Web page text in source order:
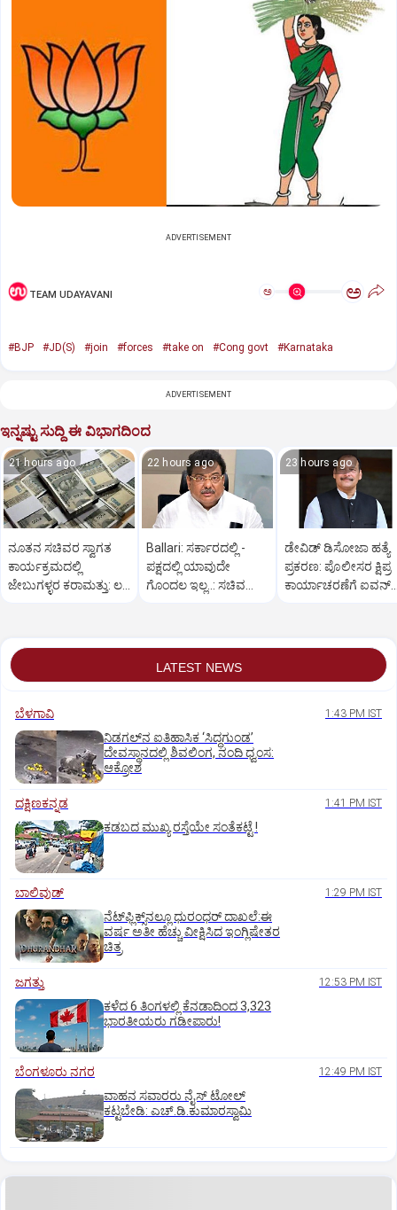
ADVERTISEMENT
TEAM UDAYAVANI ಅ ಅ
#BJP #JD(S) #join #forces #take on #Cong govt #Karnataka
ADVERTISEMENT
ಇನ್ನಷ್ಟು ಸುದ್ದಿ ಈ ವಿಭಾಗದಿಂದ
21 hours ago
ನೂತನ ಸಚಿವರ ಸ್ವಾಗತ
ಕಾರ್ಯಕ್ರಮದಲ್ಲಿ
ಜೇಬುಗಳ್ಳರ ಕರಾಮತ್ತು: ಲಕ್ಷ
22 hours ago
Ballari: ಸರ್ಕಾರದಲ್ಲಿ -
ಪಕ್ಷದಲ್ಲಿ ಯಾವುದೇ
ಗೊಂದಲ ಇಲ್ಲ..: ಸಚಿವ
23 hours ago
ಡೇವಿಡ್ ಡಿಸೋಜಾ ಹತ್ಯೆ
ಪ್ರಕರಣ: ಪೊಲೀಸರ ಕ್ಷಿಪ್ರ
ಕಾರ್ಯಾಚರಣೆಗೆ ಐವನ್
LATEST NEWS
ಬೆಳಗಾವಿ 1:43 PM IST
ನಿಡಗಲ್‌ನ ಐತಿಹಾಸಿಕ ‘ಸಿದ್ಧಗುಂಡ’
ದೇವಸ್ಥಾನದಲ್ಲಿ ಶಿವಲಿಂಗ, ನಂದಿ ಧ್ವಂಸ:
ಆಕ್ರೋಶ
ದಕ್ಷಿಣಕನ್ನಡ 1:41 PM IST
ಕಡಬದ ಮುಖ್ಯ ರಸ್ತೆಯೇ ಸಂತೆಕಟ್ಟೆ !
ಬಾಲಿವುಡ್‌ 1:29 PM IST
ನೆಟ್‌ಫ್ಲಿಕ್ಸ್‌ನಲ್ಲೂ ಧುರಂಧರ್‌ ದಾಖಲೆ:ಈ
ವರ್ಷ ಅತೀ ಹೆಚ್ಚು ವೀಕ್ಷಿಸಿದ ಇಂಗ್ಲಿಷೇತರ
ಚಿತ್ರ
ಜಗತ್ತು 12:53 PM IST
ಕಳೆದ 6 ತಿಂಗಳಲ್ಲಿ ಕೆನಡಾದಿಂದ 3,323
ಭಾರತೀಯರು ಗಡೀಪಾರು!
ಬೆಂಗಳೂರು ನಗರ 12:49 PM IST
ವಾಹನ ಸವಾರರು ನೈಸ್‌ ಟೋಲ್‌
ಕಟ್ಟಬೇಡಿ: ಎಚ್‌.ಡಿ.ಕುಮಾರಸ್ವಾಮಿ